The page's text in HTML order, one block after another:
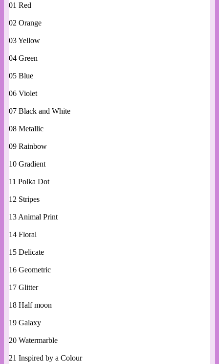
01 Red
02 Orange
03 Yellow
04 Green
05 Blue
06 Violet
07 Black and White
08 Metallic
09 Rainbow
10 Gradient
11 Polka Dot
12 Stripes
13 Animal Print
14 Floral
15 Delicate
16 Geometric
17 Glitter
18 Half moon
19 Galaxy
20 Watermarble
21 Inspired by a Colour